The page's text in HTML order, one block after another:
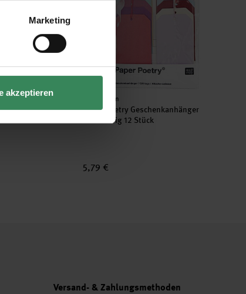
Marketing
akzeptieren
Classic
Hersteller:
Rico Design
Paper Poetry Geschenkanhänger
mehrfarbig 12 Stück
5,79 €
Versand- & Zahlungsmethoden